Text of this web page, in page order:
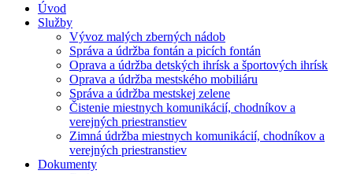
Úvod
Služby
Vývoz malých zberných nádob
Správa a údržba fontán a picích fontán
Oprava a údržba detských ihrísk a športových ihrísk
Oprava a údržba mestského mobiliáru
Správa a údržba mestskej zelene
Čistenie miestnych komunikácií, chodníkov a
verejných priestranstiev
Zimná údržba miestnych komunikácií, chodníkov a
verejných priestranstiev
Dokumenty